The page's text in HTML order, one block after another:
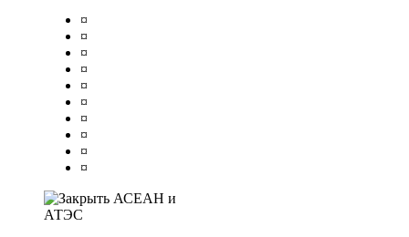
¤
¤
¤
¤
¤
¤
¤
¤
¤
¤
АСЕАН и
АТЭС